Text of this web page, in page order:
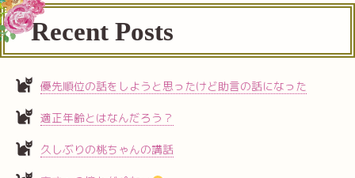
Recent Posts
優先順位の話をしようと思ったけど助言の話になった
適正年齢とはなんだろう？
久しぶりの桃ちゃんの講話